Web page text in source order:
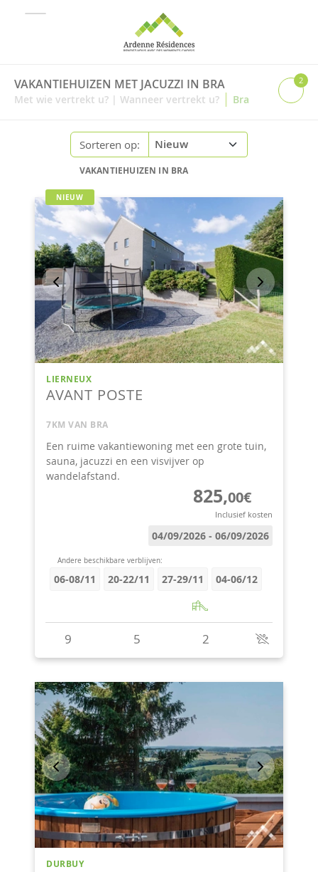
VAKANTIEHUIZEN MET JACUZZI IN BRA
Met wie vertrekt u? | Wanneer vertrekt u? | Bra
2
Sorteren op:
VAKANTIEHUIZEN IN BRA